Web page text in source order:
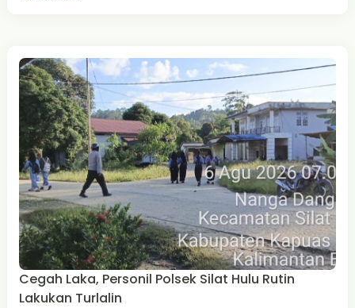
Cegah Laka, Personil Polsek Silat Hulu Rutin
Lakukan Turlalin